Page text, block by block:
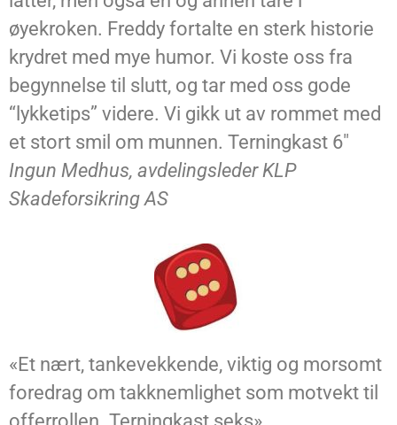
øyekroken. Freddy fortalte en sterk historie
krydret med mye humor. Vi koste oss fra
begynnelse til slutt, og tar med oss gode
“lykketips” videre. Vi gikk ut av rommet med
et stort smil om munnen. Terningkast 6″
Ingun Medhus, avdelingsleder KLP
Skadeforsikring AS
«Et nært, tankevekkende, viktig og morsomt
foredrag om takknemlighet som motvekt til